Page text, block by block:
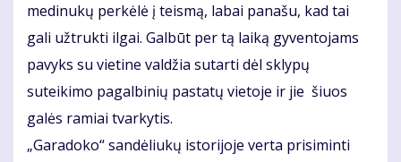
medinukų perkėlė į teismą, labai panašu, kad tai
gali užtrukti ilgai. Galbūt per tą laiką gyventojams
pavyks su vietine valdžia sutarti dėl sklypų
suteikimo pagalbinių pastatų vietoje ir jie šiuos
galės ramiai tvarkytis.
„Garadoko“ sandėliukų istorijoje verta prisiminti